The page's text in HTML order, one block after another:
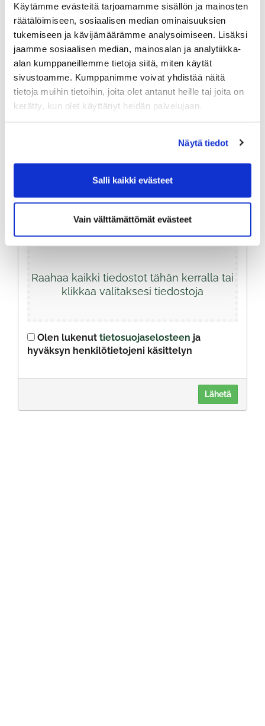
Käytämme evästeitä tarjoamamme sisällön ja mainosten
räätälöimiseen, sosiaalisen median ominaisuuksien
tukemiseen ja kävijämäärämme analysoimiseen. Lisäksi
jaamme sosiaalisen median, mainosalan ja analytiikka-
alan kumppaneillemme tietoja siitä, miten käytät
sivustoamme. Kumppanimme voivat yhdistää näitä
tietoja muihin tietoihin, joita olet antanut heille tai joita on
kerätty, kun olet käyttänyt heidän palvelujaan.
Näytä tiedot
Salli kaikki evästeet
Vain välttämättömät evästeet
Kentänhoito
Avoin hakemus
Liitä hakemuksesi ja CV:si tähän.
Raahaa kaikki tiedostot tähän kerralla tai
klikkaa valitaksesi tiedostoja
Olen lukenut tietosuojaselosteen ja
hyväksyn henkilötietojeni käsittelyn
Lähetä